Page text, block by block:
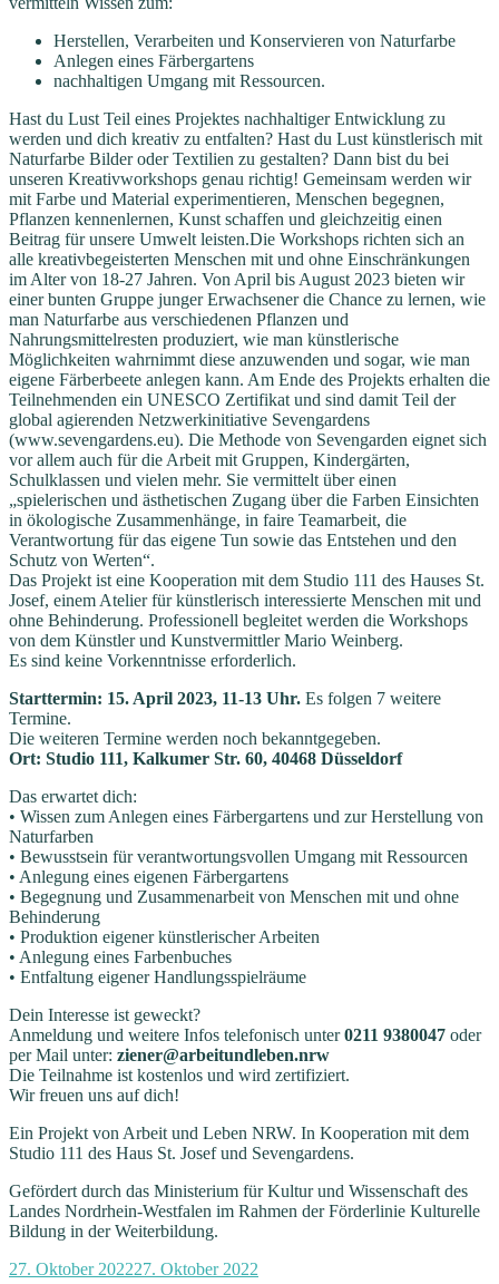
Herstellen, Verarbeiten und Konservieren von Naturfarbe
Anlegen eines Färbergartens
nachhaltigen Umgang mit Ressourcen.
Hast du Lust Teil eines Projektes nachhaltiger Entwicklung zu
werden und dich kreativ zu entfalten? Hast du Lust künstlerisch mit
Naturfarbe Bilder oder Textilien zu gestalten? Dann bist du bei
unseren Kreativworkshops genau richtig! Gemeinsam werden wir
mit Farbe und Material experimentieren, Menschen begegnen,
Pflanzen kennenlernen, Kunst schaffen und gleichzeitig einen
Beitrag für unsere Umwelt leisten.Die Workshops richten sich an
alle kreativbegeisterten Menschen mit und ohne Einschränkungen
im Alter von 18-27 Jahren. Von April bis August 2023 bieten wir
einer bunten Gruppe junger Erwachsener die Chance zu lernen, wie
man Naturfarbe aus verschiedenen Pflanzen und
Nahrungsmittelresten produziert, wie man künstlerische
Möglichkeiten wahrnimmt diese anzuwenden und sogar, wie man
eigene Färberbeete anlegen kann. Am Ende des Projekts erhalten die
Teilnehmenden ein UNESCO Zertifikat und sind damit Teil der
global agierenden Netzwerkinitiative Sevengardens
(www.sevengardens.eu). Die Methode von Sevengarden eignet sich
vor allem auch für die Arbeit mit Gruppen, Kindergärten,
Schulklassen und vielen mehr. Sie vermittelt über einen
„spielerischen und ästhetischen Zugang über die Farben Einsichten
in ökologische Zusammenhänge, in faire Teamarbeit, die
Verantwortung für das eigene Tun sowie das Entstehen und den
Schutz von Werten“.
Das Projekt ist eine Kooperation mit dem Studio 111 des Hauses St.
Josef, einem Atelier für künstlerisch interessierte Menschen mit und
ohne Behinderung. Professionell begleitet werden die Workshops
von dem Künstler und Kunstvermittler Mario Weinberg.
Es sind keine Vorkenntnisse erforderlich.
Starttermin: 15. April 2023, 11-13 Uhr. Es folgen 7 weitere
Termine.
Die weiteren Termine werden noch bekanntgegeben.
Ort: Studio 111, Kalkumer Str. 60, 40468 Düsseldorf
Das erwartet dich:
• Wissen zum Anlegen eines Färbergartens und zur Herstellung von
Naturfarben
• Bewusstsein für verantwortungsvollen Umgang mit Ressourcen
• Anlegung eines eigenen Färbergartens
• Begegnung und Zusammenarbeit von Menschen mit und ohne
Behinderung
• Produktion eigener künstlerischer Arbeiten
• Anlegung eines Farbenbuches
• Entfaltung eigener Handlungsspielräume
Dein Interesse ist geweckt?
Anmeldung und weitere Infos telefonisch unter0211 9380047 oder
per Mail unter: ziener@arbeitundleben.nrw
Die Teilnahme ist kostenlos und wird zertifiziert.
Wir freuen uns auf dich!
Ein Projekt von Arbeit und Leben NRW. In Kooperation mit dem
Studio 111 des Haus St. Josef und Sevengardens.
Gefördert durch das Ministerium für Kultur und Wissenschaft des
Landes Nordrhein-Westfalen im Rahmen der Förderlinie Kulturelle
Bildung in der Weiterbildung.
Veröffentlicht
27. Oktober 202227. Oktober 2022